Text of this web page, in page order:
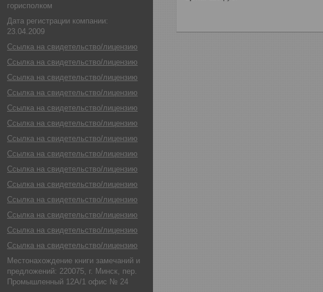
горисполком
Дата регистрации компании:
23.04.2009
Ссылка на свидетельство/лицензию
Ссылка на свидетельство/лицензию
Ссылка на свидетельство/лицензию
Ссылка на свидетельство/лицензию
Ссылка на свидетельство/лицензию
Ссылка на свидетельство/лицензию
Ссылка на свидетельство/лицензию
Ссылка на свидетельство/лицензию
Ссылка на свидетельство/лицензию
Ссылка на свидетельство/лицензию
Ссылка на свидетельство/лицензию
Ссылка на свидетельство/лицензию
Ссылка на свидетельство/лицензию
Ссылка на свидетельство/лицензию
Местонахождение книги замечаний и
предложений: 220075, г. Минск, пер.
Промышленный 12А/1 офис № 24